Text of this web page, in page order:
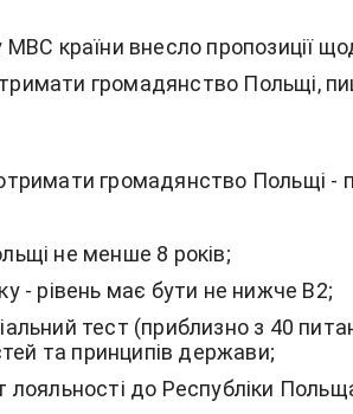
країни внесло пропозиції
громадянство Польщі,
громадянство Польщі -
не менше 8 років;
- рівень має бути не нижче B2;
тест (приблизно з 40
та принципів держави;
лояльності до Республіки